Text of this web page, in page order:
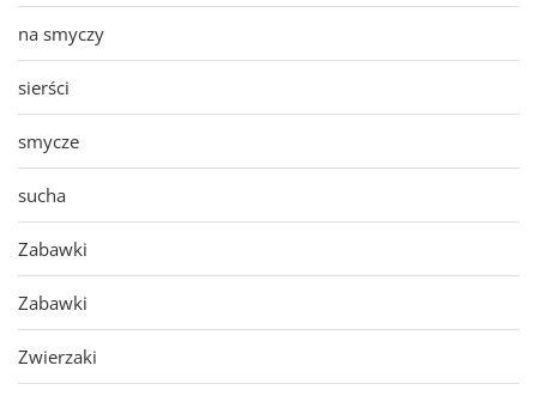
na smyczy
sierści
smycze
sucha
Zabawki
Zabawki
Zwierzaki